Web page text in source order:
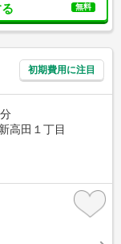
無料
初期費用に注目
高田１丁目